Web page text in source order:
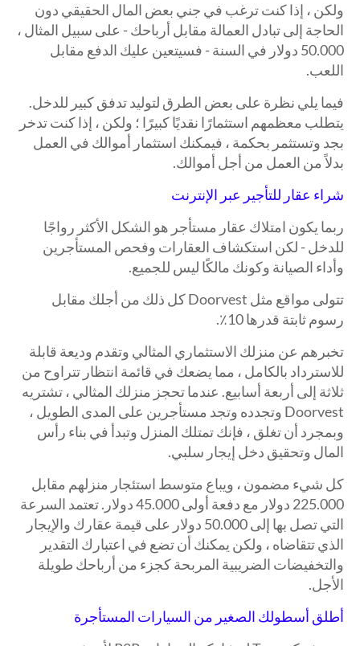
ولكن ، إذا كنت ترغب في جني بعض المال الحقيقي دون
الحاجة إلى تبادل العمالة مقابل أرباحك - على سبيل المثال ،
50.000 دولار في السنة - فسيتعين عليك الدفع مقابل
اللعب.
فيما يلي نظرة على بعض الطرق لتوليد تدفق كبير للدخل.
يتطلب معظمهم استثمارًا نقديًا كبيرًا ؛ ولكن ، إذا كنت تدخر
بجد وتستثمر بحكمة ، فيمكنك استثمار أموالك في العمل
بدلاً من العمل من أجل أموالك.
شراء عقار للتأجير عبر الإنترنت
ربما يكون امتلاك عقار مستأجر هو الشكل الأكثر رواجًا
للدخل - لكن استكشاف العقارات وفحص المستأجرين
وأداء الصيانة وكونك مالكًا ليس للجميع.
تتولى مواقع مثل Doorvest كل ذلك من أجلك مقابل
رسوم ثابتة قدرها 10٪.
تخبرهم عن منزلك الاستثماري المثالي وتقدم وديعة قابلة
للاسترداد بالكامل ، مما يضعك في قائمة انتظار تتراوح من
ثلاثة إلى أربعة أسابيع. عندما تحجز منزلك المثالي ، تشتريه
Doorvest وتجدده وتجد مستأجرين على المدى الطويل ،
وبمجرد أن تغلق ، فإنك تمتلك المنزل وتبدأ في بناء رأس
المال وتحقيق دخل إيجار سلبي.
كل شيء مضمون ، ويباع متوسط استئجار منزلهم مقابل
225.000 دولار مع دفعة أولى 45.000 دولار. تعتمد السرعة
التي تصل بها إلى 50.000 دولار على قيمة عقارك والإيجار
الذي تتقاضاه ، ولكن يمكنك أن تضع في اعتبارك التقدير
والتخفيضات الضريبية المربحة كجزء من أرباحك طويلة
الأجل.
أطلق أسطولك الصغير من السيارات المستأجرة